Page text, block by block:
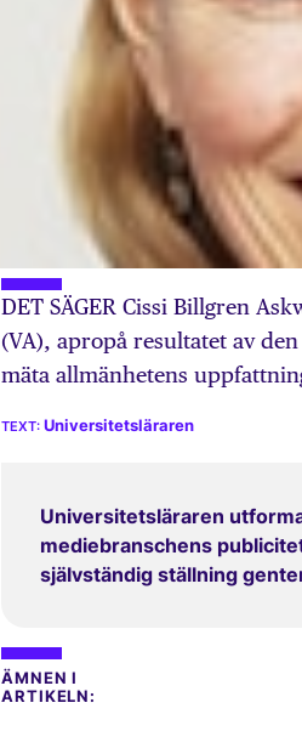
DET SÄGER Cissi Billgren
(VA), apropå resultatet av
mäta allmänhetens
Universitetsläraren
Universitetsläraren
mediebranschens
självständig ställning
ÄMNEN I
ARTIKELN: